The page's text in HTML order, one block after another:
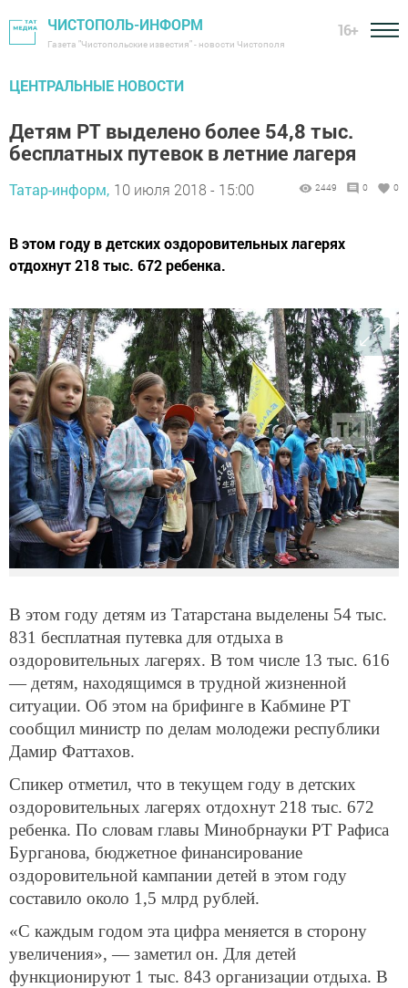
ЧИСТОПОЛЬ-ИНФОРМ
Газета "Чистопольские известия" - новости Чистополя
16+
ЦЕНТРАЛЬНЫЕ НОВОСТИ
Детям РТ выделено более 54,8 тыс.
бесплатных путевок в летние лагеря
Татар-информ, 10 июля 2018 - 15:00 2449 0 0
В этом году в детских оздоровительных лагерях
отдохнут 218 тыс. 672 ребенка.
В этом году детям из Татарстана выделены 54 тыс.
831 бесплатная путевка для отдыха в
оздоровительных лагерях. В том числе 13 тыс. 616
— детям, находящимся в трудной жизненной
ситуации. Об этом на брифинге в Кабмине РТ
сообщил министр по делам молодежи республики
Дамир Фаттахов.
Спикер отметил, что в текущем году в детских
оздоровительных лагерях отдохнут 218 тыс. 672
ребенка. По словам главы Минобрнауки РТ Рафиса
Бурганова, бюджетное финансирование
оздоровительной кампании детей в этом году
составило около 1,5 млрд рублей.
«С каждым годом эта цифра меняется в сторону
увеличения», — заметил он. Для детей
функционируют 1 тыс. 843 организации отдыха. В